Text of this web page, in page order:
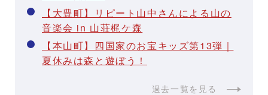
【大豊町】リピート山中さんによる山の
音楽会 in 山荘梶ケ森
【本山町】四国家のお宝キッズ第13弾｜
夏休みは森と遊ぼう！
過去一覧を見る